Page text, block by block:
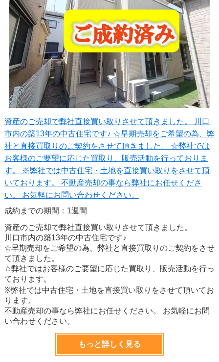
資産のご売却で弊社直接買い取りさせて頂きました。 川口
市内の築13年の中古住宅です♪ ☆早期売却をご希望の為、弊
社と直接買取りのご契約をさせて頂きました。 ☆弊社では
お客様のご要望に応じた買取り、販売活動を行っておりま
す。 ※弊社では中古住宅・土地を直接買い取りをさせて頂
いております。 不動産売却の事なら弊社にお任せくださ
い。 お気軽にお問い合わせください。
成約までの期間：1週間
資産のご売却で弊社直接買い取りさせて頂きました。
川口市内の築13年の中古住宅です♪
☆早期売却をご希望の為、弊社と直接買取りのご契約をさせ
て頂きました。
☆弊社ではお客様のご要望に応じた買取り、販売活動を行っ
ております。
※弊社では中古住宅・土地を直接買い取りをさせて頂いてお
ります。
不動産売却の事なら弊社にお任せください。 お気軽にお問
い合わせください。
もっと詳しく見る